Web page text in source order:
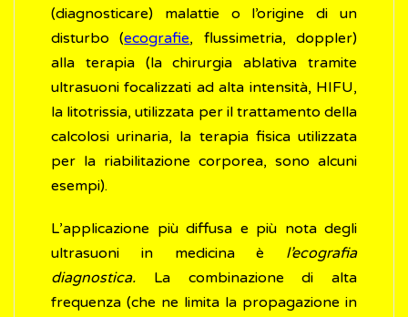
(diagnosticare) malattie o l’origine di un
disturbo (ecografie, flussimetria, doppler)
alla terapia (la chirurgia ablativa tramite
ultrasuoni focalizzati ad alta intensità, HIFU,
la litotrissia, utilizzata per il trattamento della
calcolosi urinaria, la terapia fisica utilizzata
per la riabilitazione corporea, sono alcuni
esempi).
L’applicazione più diffusa e più nota degli
ultrasuoni in medicina è l’ecografia
diagnostica. La combinazione di alta
frequenza (che ne limita la propagazione in